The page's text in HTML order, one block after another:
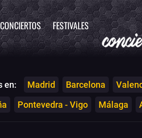
CONCIERTOS FESTIVALES
en: Madrid Barcelona
Pontevedra - Vigo Málaga